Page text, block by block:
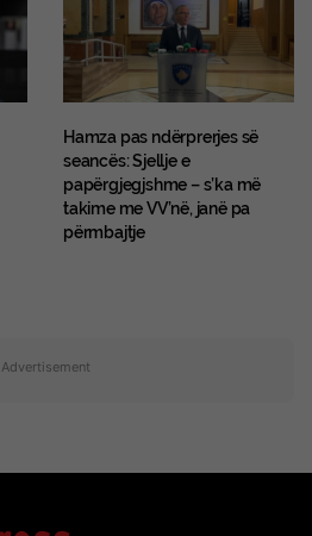
Hamza pas ndërprerjes së
seancës: Sjellje e
papërgjegjshme – s’ka më
takime me VV’në, janë pa
përmbajtje
Advertisement